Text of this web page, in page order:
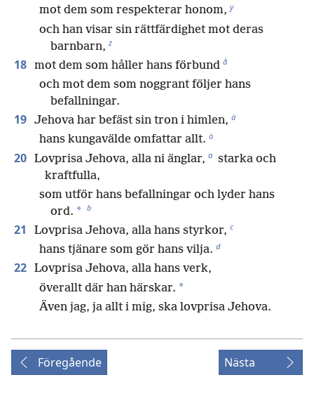
mot dem som respekterar honom, y
och han visar sin rättfärdighet mot deras
barnbarn, z
18 mot dem som håller hans förbund å
och mot dem som noggrant följer hans
befallningar.
19 Jehova har befäst sin tron i himlen, ä
hans kungavälde omfattar allt. ö
20 Lovprisa Jehova, alla ni änglar, a starka och
kraftfulla,
som utför hans befallningar och lyder hans
ord. * b
21 Lovprisa Jehova, alla hans styrkor, c
hans tjänare som gör hans vilja. d
22 Lovprisa Jehova, alla hans verk,
överallt där han härskar. *
Även jag, ja allt i mig, ska lovprisa Jehova.
Föregående Nästa